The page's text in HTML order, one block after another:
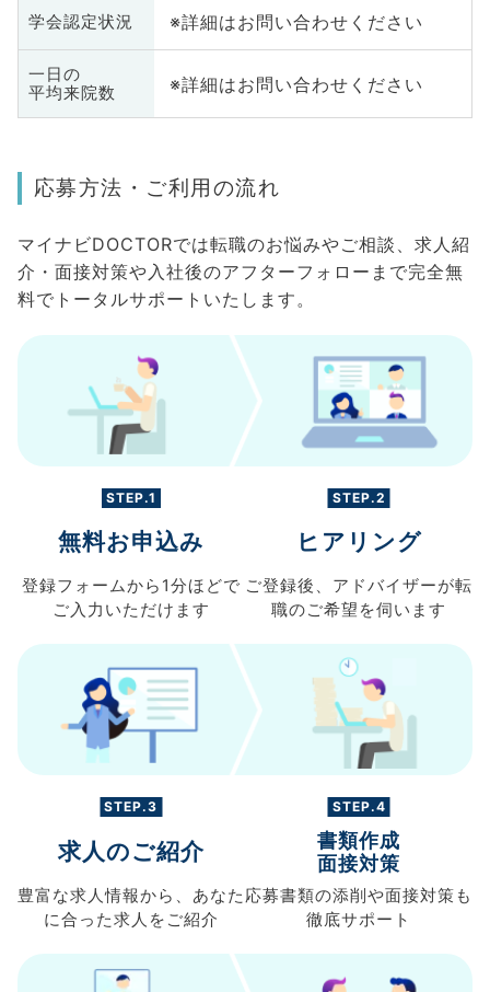
学会認定状況 ※詳細はお問い合わせください
一日の
平均来院数
※詳細はお問い合わせください
応募方法・ご利用の流れ
マイナビDOCTORでは転職のお悩みやご相談、求人紹
介・面接対策や入社後のアフターフォローまで完全無
料でトータルサポートいたします。
STEP.1
無料お申込み
登録フォームから 1分ほどで
ご入力 いただけます
STEP.2
ヒアリング
ご登録後、 アドバイザーが転
職のご希望を伺います
STEP.3
求人のご紹介
豊富な求人情報から、 あなた
に合った求人を ご紹介
STEP.4
書類作成
面接対策
応募書類の添削や面接対策も
徹底サポート